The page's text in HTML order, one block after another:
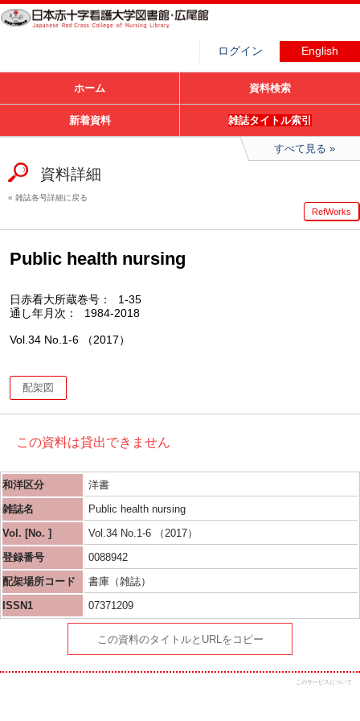
ログイン English
ホーム 資料検索
新着資料 雑誌タイトル索引
すべて見る
資料詳細
雑誌各号詳細に戻る
RefWorks
Public health nursing
日赤看大所蔵巻号
1-35
通し年月次
1984-2018
Vol.34 No.1-6 （2017）
配架図
この資料は貸出できません
和洋区分
洋書
雑誌名
Public health nursing
Vol. [No. ]
Vol.34 No.1-6 （2017）
登録番号
0088942
配架場所コード
書庫（雑誌）
ISSN1
07371209
この資料のタイトルとURLをコピー
このサービスについて